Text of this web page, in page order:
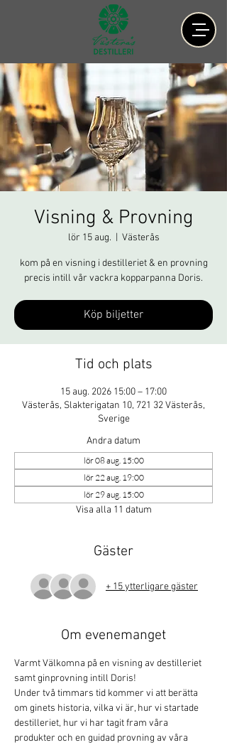
Visning & Provning
lör 15 aug. Västerås
kom på en visning i destilleriet & en provning
precis intill vår vackra kopparpanna Doris.
Köp biljetter
Tid och plats
15 aug. 2026 15:00 – 17:00
Västerås, Slakterigatan 10, 721 32 Västerås,
Sverige
Andra datum
lör 08 aug. 15:00
lör 22 aug. 19:00
lör 29 aug. 15:00
Visa alla 11 datum
Gäster
+ 15 ytterligare gäster
Om evenemanget
Varmt Välkomna på en visning av destilleriet
samt ginprovning intill Doris!
Under två timmars tid kommer vi att berätta
om ginets historia, vilka vi är, hur vi startade
destilleriet, hur vi har tagit fram våra
produkter och en guidad provning av våra